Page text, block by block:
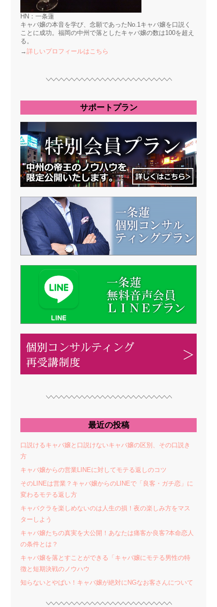
HN：一条蓮
キャバ嬢の本音を学び、念願であったNo.1キャバ嬢を口説く
ことに成功。福岡の中州で落としたキャバ嬢の数は100を超え
る。
→詳しいプロフィールはこちら
サポートプラン
最近の投稿
口説けるキャバ嬢と口説けないキャバ嬢の区別、その口説き
方
キャバ嬢からの営業LINEに対してモテる返しのコツ
そのLINEは営業？キャバ嬢からのLINEで「良客・ガチ恋」に
変わるモテる返し方
キャバクラを楽しめないのは人生の損！夜の楽しみ方をマス
ターしよう
キャバ嬢たちの真実を大公開！あなたは痛客か良客?本命恋人
の条件とは？
キャバ嬢を落とすことができる「キャバ嬢にモテる男性の特
徴と短期決戦のノウハウ
知らないとやばい！キャバ嬢が絶対にNGなお客さんについて